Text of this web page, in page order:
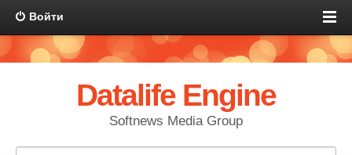
Войти
Datalife Engine
Softnews Media Group